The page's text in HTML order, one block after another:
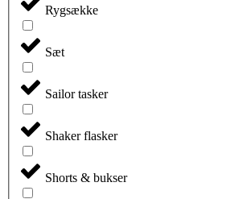
Rygsække
Sæt
Sailor tasker
Shaker flasker
Shorts & bukser